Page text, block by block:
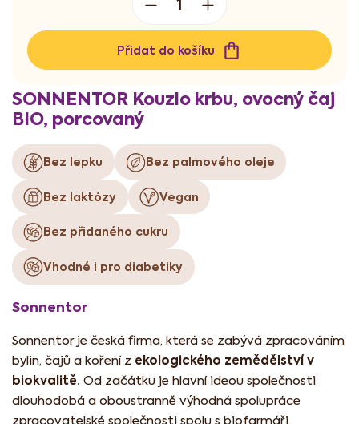
Přidat do košíku
SONNENTOR Kouzlo krbu, ovocný čaj
BIO, porcovaný
Bez lepku Bez palmového oleje
Bez laktózy Vegan
Bez přidaného cukru
Vhodné i pro diabetiky
Sonnentor
Sonnentor je česká firma, která se zabývá zpracováním
bylin, čajů a koření z ekologického zemědělství v
biokvalitě. Od začátku je hlavní ideou společnosti
dlouhodobá a oboustranně výhodná spolupráce
zpracovatelské společnosti spolu s biofarmáři.